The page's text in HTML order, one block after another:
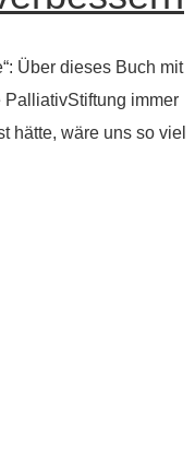
Über dieses Buch mit
immer
hätte, wäre uns so viel